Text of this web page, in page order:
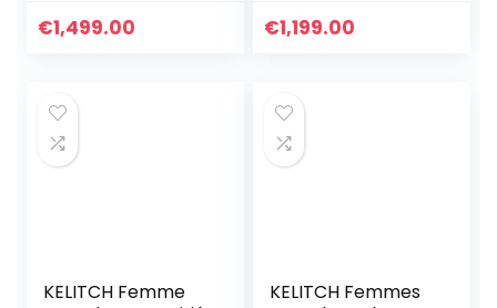
Fait A La Main pour
€1,499.00
Corde Tressée à
€1,199.00
KELITCH Femme
KELITCH Femmes